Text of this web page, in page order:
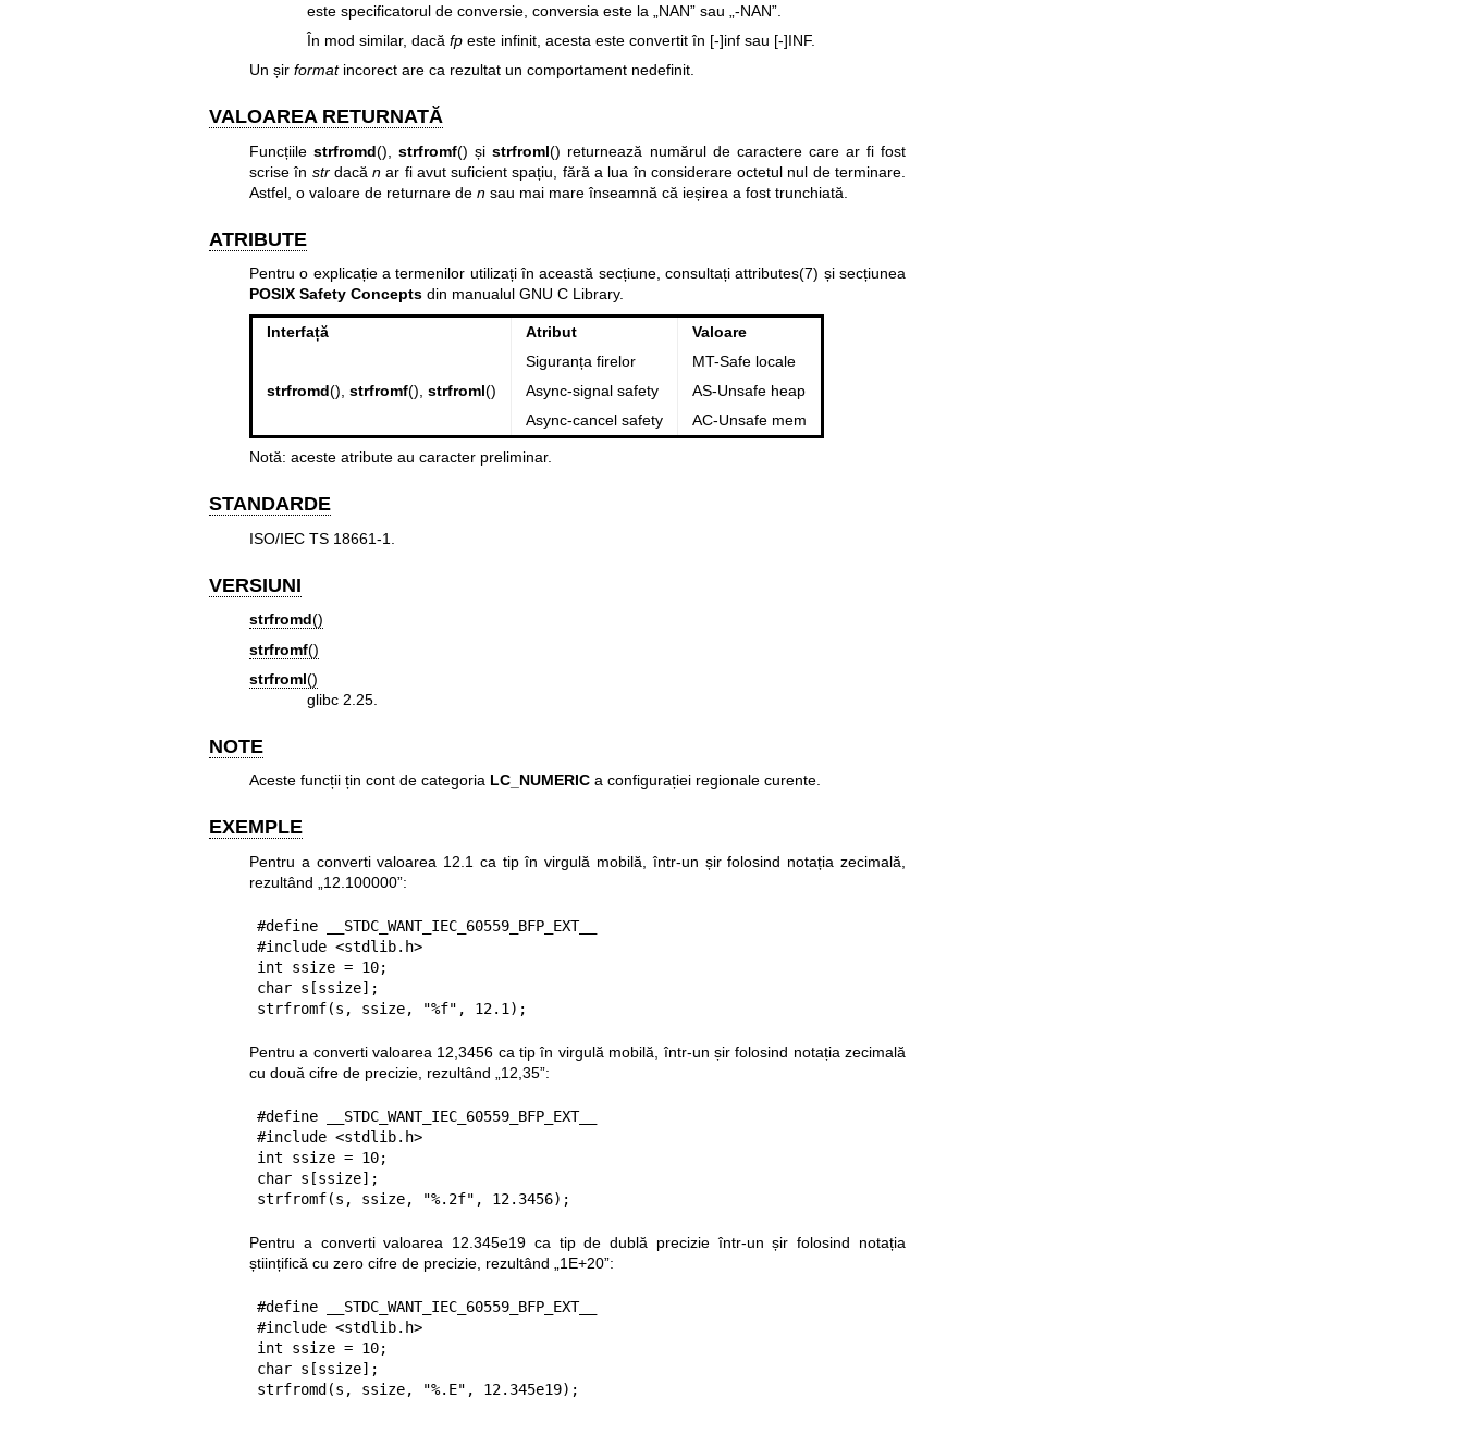
este specificatorul de conversie, conversia este la „NAN” sau „-NAN”.
În mod similar, dacăfp este infinit, acesta este convertit în [-]inf sau [-]INF.
Un șir formatincorect are ca rezultat un comportament nedefinit.
VALOAREA RETURNATĂ
Funcțiilestrfromd(),strfromf() șistrfroml() returnează numărul de caractere care ar fi fost
scrise în strdacăn ar fi avut suficient spațiu, fără a lua în considerare octetul nul de terminare.
Astfel, o valoare de returnare de nsau mai mare înseamnă că ieșirea a fost trunchiată.
ATRIBUTE
Pentru o explicație a termenilor utilizați în această secțiune, consultațiattributes(7) și secțiunea
POSIX Safety Conceptsdin manualul GNU C Library.
Interfață Atribut Valoare
strfromd(), strfromf(), strfroml()
Siguranța firelor
MT-Safe locale
Async-signal safety
AS-Unsafe heap
Async-cancel safety
AC-Unsafe mem
Notă: aceste atribute au caracter preliminar.
STANDARDE
ISO/IEC TS 18661-1.
VERSIUNI
strfromd()
strfromf()
strfroml()
glibc 2.25.
NOTE
Aceste funcții țin cont de categoria LC_NUMERICa configurației regionale curente.
EXEMPLE
Pentru a converti valoarea 12.1 ca tip în virgulă mobilă, într-un șir folosind notația zecimală,
rezultând „12.100000”:
#define __STDC_WANT_IEC_60559_BFP_EXT__
#include <stdlib.h>
int ssize = 10;
char s[ssize];
strfromf(s, ssize, "%f", 12.1);
Pentru a converti valoarea 12,3456 ca tip în virgulă mobilă, într-un șir folosind notația zecimală
cu două cifre de precizie, rezultând „12,35”:
#define __STDC_WANT_IEC_60559_BFP_EXT__
#include <stdlib.h>
int ssize = 10;
char s[ssize];
strfromf(s, ssize, "%.2f", 12.3456);
Pentru a converti valoarea 12.345e19 ca tip de dublă precizie într-un șir folosind notația
științifică cu zero cifre de precizie, rezultând „1E+20”:
#define __STDC_WANT_IEC_60559_BFP_EXT__
#include <stdlib.h>
int ssize = 10;
char s[ssize];
strfromd(s, ssize, "%.E", 12.345e19);